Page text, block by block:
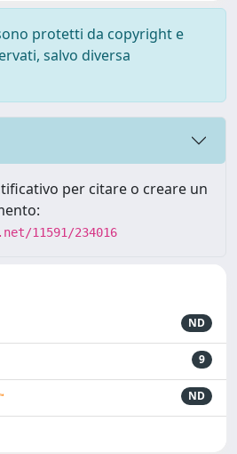
protetti da copyright e
salvo diversa
per citare o creare un
11591/234016
ND
9
ND